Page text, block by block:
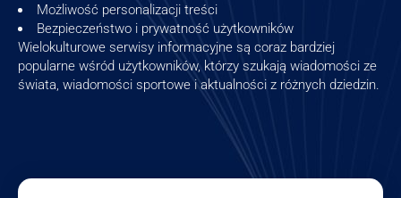
Możliwość personalizacji treści
Bezpieczeństwo i prywatność użytkowników
Wielokulturowe serwisy informacyjne są coraz bardziej
popularne wśród użytkowników, którzy szukają wiadomości ze
świata, wiadomości sportowe i aktualności z różnych dziedzin.